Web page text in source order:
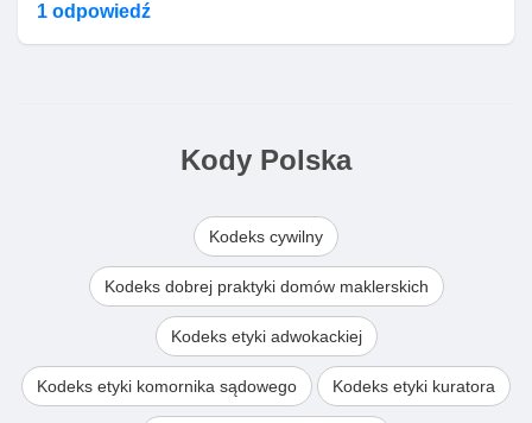
1 odpowiedź
Kody Polska
Kodeks cywilny
Kodeks dobrej praktyki domów maklerskich
Kodeks etyki adwokackiej
Kodeks etyki komornika sądowego Kodeks etyki kuratora